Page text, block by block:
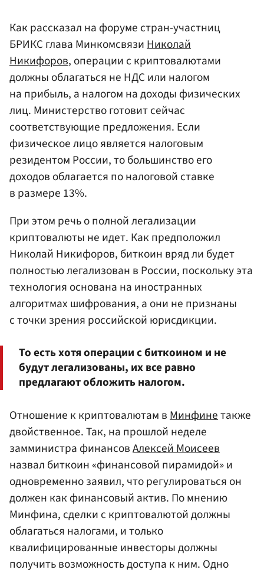
Как рассказал на форуме стран-участниц
БРИКС глава МинкомсвязиНиколай
Никифоров, операции с криптовалютами
должны облагаться не НДС или налогом
на прибыль, а налогом на доходы физических
лиц. Министерство готовит сейчас
соответствующие предложения. Если
физическое лицо является налоговым
резидентом России, то большинство его
доходов облагается по налоговой ставке
в размере 13%.
При этом речь о полной легализации
криптовалюты не идет. Как предположил
Николай Никифоров, биткоин вряд ли будет
полностью легализован в России, поскольку эта
технология основана на иностранных
алгоритмах шифрования, а они не признаны
с точки зрения российской юрисдикции.
То есть хотя операции с биткоином и не
будут легализованы, их все равно
предлагают обложить налогом.
Отношение к криптовалютам вМинфинетакже
двойственное. Так, на прошлой неделе
замминистра финансовАлексей Моисеев
назвал биткоин «финансовой пирамидой» и
одновременно заявил, что регулироваться он
должен как финансовый актив. По мнению
Минфина, сделки с криптовалютой должны
облагаться налогами, и только
квалифицированные инвесторы должны
получить возможность доступа к ним. Одно